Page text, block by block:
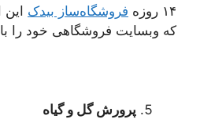
۱۴ روزه
فروشگاه‌ساز بیدک
که وبسایت فروشگاهی خود را
پرورش گل و گیاه